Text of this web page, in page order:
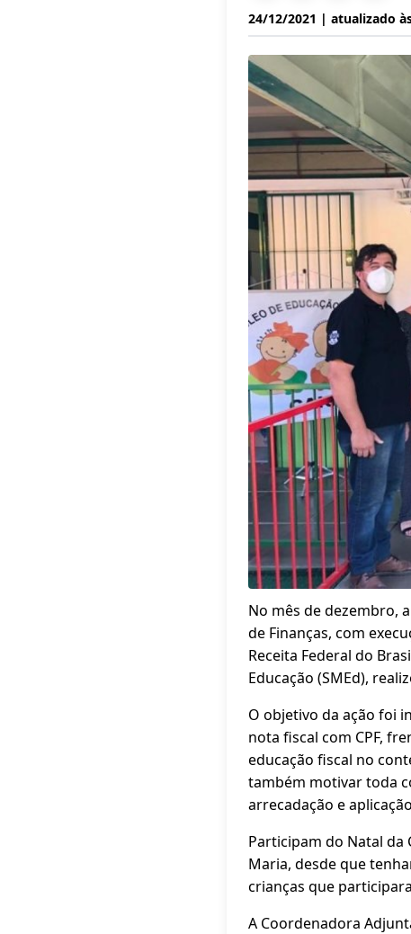
24/12/2021 | atualizado
No mês de dezembro,
de Finanças, com
Receita Federal do
Educação (SMEd),
O objetivo da ação foi
nota fiscal com CPF,
educação fiscal no
também motivar toda
arrecadação e
Participam do Natal da
Maria, desde que
crianças que
A Coordenadora